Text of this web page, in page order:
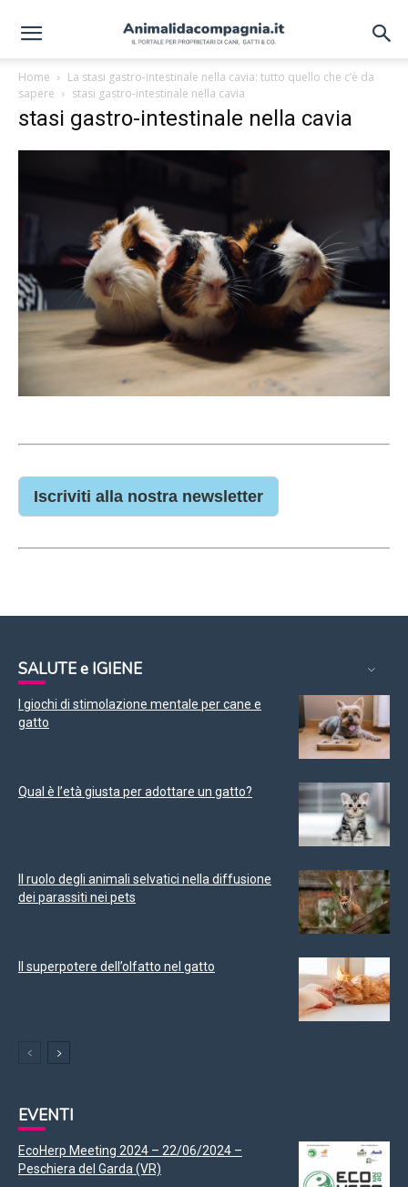
Home
La stasi gastro-intestinale nella cavia: tutto quello che c’è da
sapere
stasi gastro-intestinale nella cavia
stasi gastro-intestinale nella cavia
Iscriviti alla nostra newsletter
SALUTE e IGIENE
I giochi di stimolazione mentale per cane e
gatto
Qual è l’età giusta per adottare un gatto?
Il ruolo degli animali selvatici nella diffusione
dei parassiti nei pets
Il superpotere dell’olfatto nel gatto
EVENTI
EcoHerp Meeting 2024 – 22/06/2024 –
Peschiera del Garda (VR)